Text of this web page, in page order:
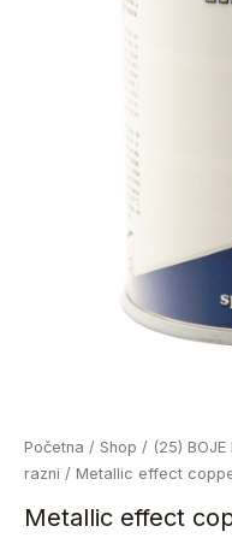
Početna / Shop / (25) BOJE
razni / Metallic effect
Metallic effect
Metallic
effect
400ml